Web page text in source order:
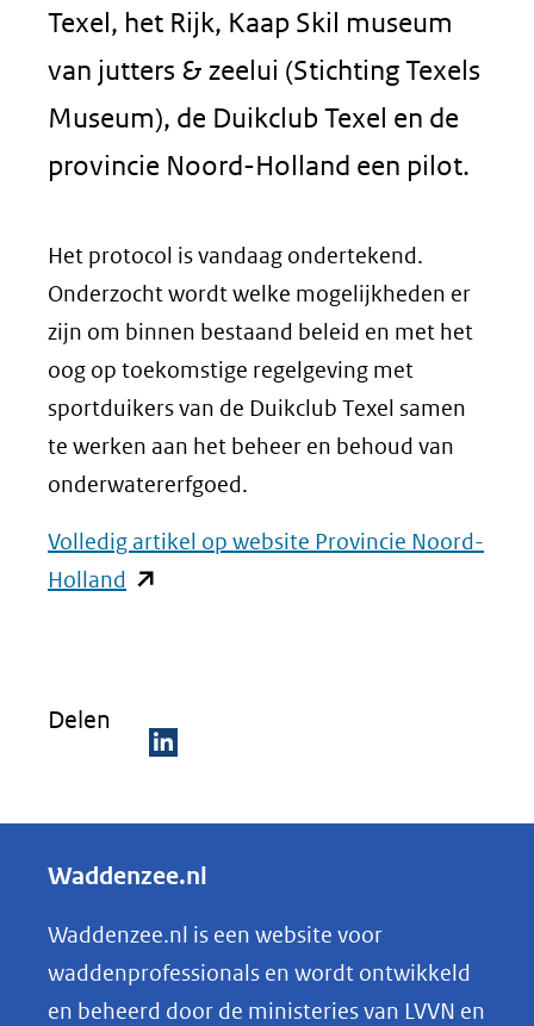
Texel, het Rijk, Kaap Skil museum
van jutters & zeelui (Stichting Texels
Museum), de Duikclub Texel en de
provincie Noord-Holland een pilot.
Het protocol is vandaag ondertekend.
Onderzocht wordt welke mogelijkheden er
zijn om binnen bestaand beleid en met het
oog op toekomstige regelgeving met
sportduikers van de Duikclub Texel samen
te werken aan het beheer en behoud van
onderwatererfgoed.
Volledig artikel op website Provincie Noord-
Holland (opent
(verwijst
website)
Delen
e
e
n
o
p
Waddenzee.nl
Waddenzee.nl is een website voor
waddenprofessionals en wordt ontwikkeld
en beheerd door de ministeries van LVVN en